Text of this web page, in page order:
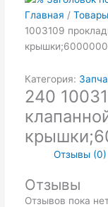
Главная / Товары
1003109
Категория:
240
Отзывы (0)
Отзывы
Отзывов пока